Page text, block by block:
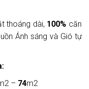
thoáng dài, 100% căn
Ánh sáng và Gió tự
– 74m2